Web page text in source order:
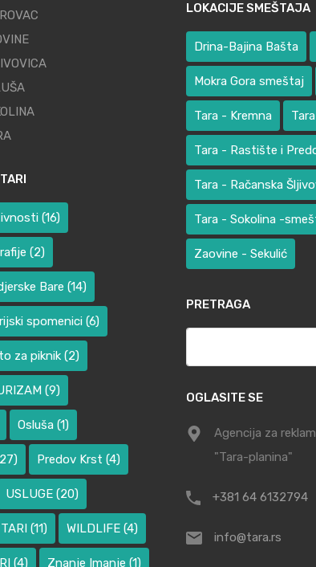
(16)
(2)
Bare (14)
spomenici (6)
za piknik (2)
(9)
Osluša (1)
Predov Krst (4)
USLUGE (20)
(11) WILDLIFE (4)
(4) Znanje Imanje (1)
LOKACIJE SMEŠTAJA
Drina-Bajina Bašta
Mokra Gora smeštaj
Tara - Kremna
Tara - Rastište i
Tara - Račanska
Tara - Sokolina -
Zaovine - Sekulić
PRETRAGA
OGLASITE SE
Agencija za
"Tara-planina"
+381 64 6132794
info@tara.rs